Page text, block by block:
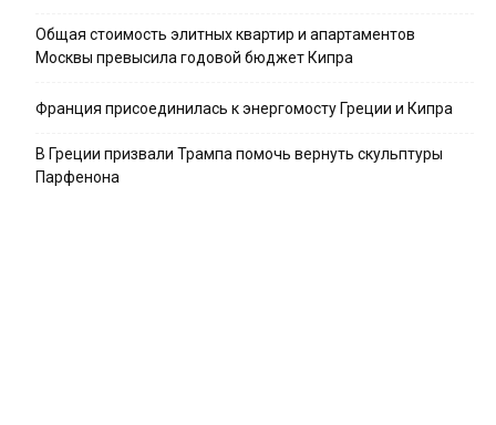
Общая стоимость элитных квартир и апартаментов
Москвы превысила годовой бюджет Кипра
Франция присоединилась к энергомосту Греции и Кипра
В Греции призвали Трампа помочь вернуть скульптуры
Парфенона